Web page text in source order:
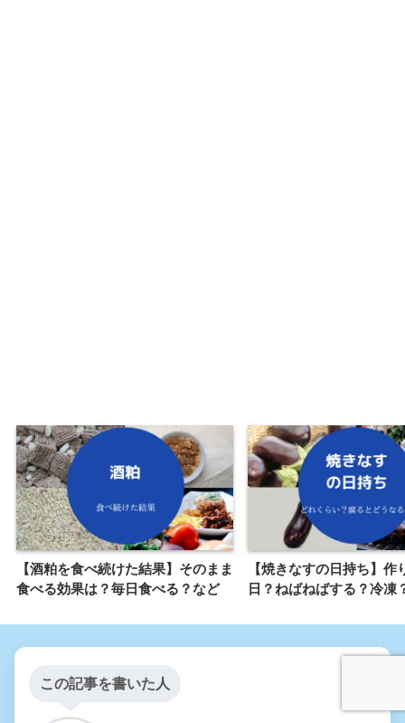
【酒粕を食べ続けた結果】そのまま
食べる効果は？毎日食べる？など
【焼きなすの日持ち】作
日？ねばねばする？冷凍
この記事を書いた人